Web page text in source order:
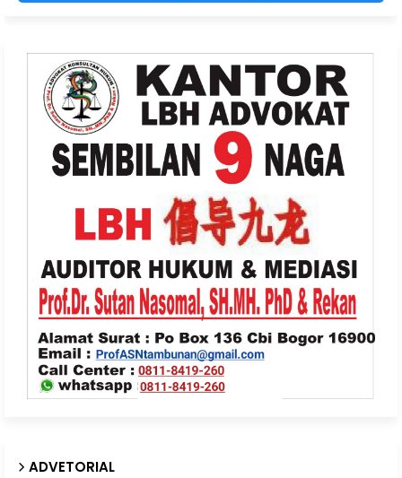
ADVETORIAL